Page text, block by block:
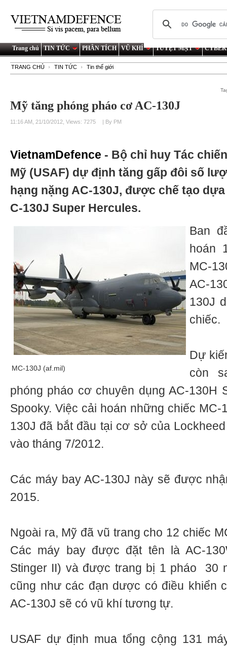
Trang chủ TIN TỨC PHÂN TÍCH VŨ KHÍ TUYỆT MẬT
TRANG CHỦ TIN TỨC Tin thế giới
Mỹ tăng phóng pháo cơ AC-130J
11:16 AM, 21/10/2012, Views: 7275 | By PM
VietnamDefence - Bộ chỉ huy Tác
Mỹ (USAF) dự định tăng gấp đôi số
hạng nặng AC-130J, được chế tạo
C-130J Super Hercules.
MC-130J (af.mil)
Ban
hoán
MC-
AC-
130J
chiếc.
Dự
còn
phóng pháo cơ chuyên dụng AC-130H
Spooky. Việc cải hoán những chiếc MC-
130J đã bắt đầu tại cơ sở của
vào tháng 7/2012.
Các máy bay AC-130J này sẽ được
2015.
Ngoài ra, Mỹ đã vũ trang cho 12 chiếc
Các máy bay được đặt tên là AC-
Stinger II) và được trang bị 1 pháo 30
cũng như các đạn dược có điều khiển
AC-130J sẽ có vũ khí tương tự.
USAF dự định mua tổng cộng 131